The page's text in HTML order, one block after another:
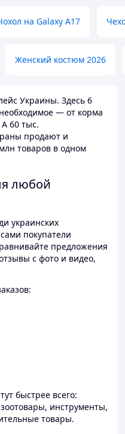
на Galaxy A17
Женский костюм 2026
Украины. Здесь 6
— от корма
60 тыс.
продают и
товаров в одном
любой
украинских
покупатели
предложения
с фото и видео,
быстрее всего:
инструменты,
товары.